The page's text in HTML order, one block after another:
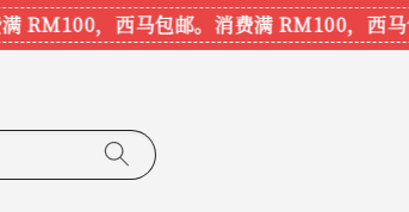
，西马包邮。消费满 RM100，西马包邮